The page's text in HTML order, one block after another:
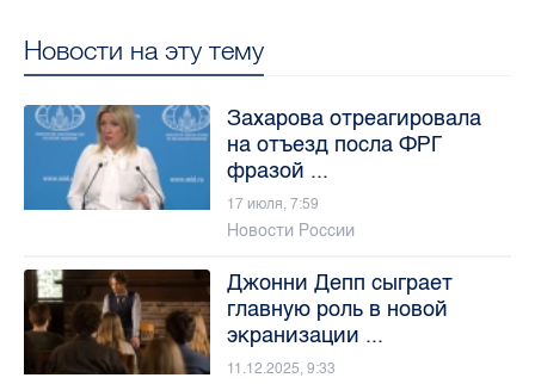
Новости на эту тему
Захарова отреагировала
на отъезд посла ФРГ
фразой ...
17 июля, 7:59
Новости России
Джонни Депп сыграет
главную роль в новой
экранизации ...
11.12.2025, 9:33